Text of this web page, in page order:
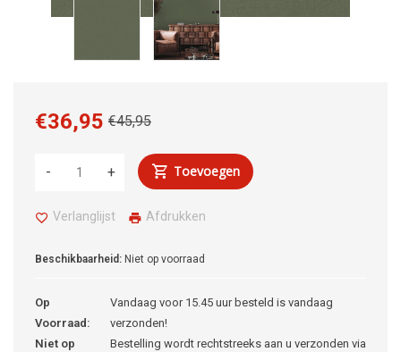
€45,95
€36,95
+
- Toevoegen
Verlanglijst Afdrukken
Beschikbaarheid: Niet op voorraad
Op
Voorraad:
Vandaag voor 15.45 uur besteld is vandaag
verzonden!
Niet op
Bestelling wordt rechtstreeks aan u verzonden via